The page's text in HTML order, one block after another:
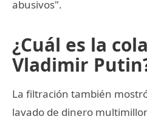
abusivos".
¿Cuál es la
Vladimir
La filtración también
lavado de dinero